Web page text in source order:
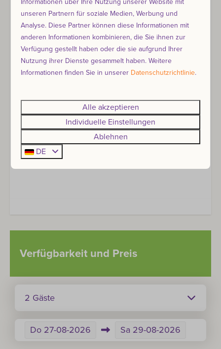
Wichtige Informationen
Bringen Sie Ihre eigenen Handtücher
Kein Badezimmer
Wenn du eine bestimmte Unterkunft oder zwei
nebeneinander buchen möchtest, wähle im
ersten Buchungsschritt auf der Karte deinen
wir 10 € pro Unterkunft.
Hunde sind nicht erlaubt
Rauchen ist nicht erlaubt
Maximaler Aufenthalt 7 Tage
Verfügbarkeit und Preis
2 Gäste
Do 27-08-2026 Sa 29-08-2026
unseren Partnern für soziale Medien, Werbung und
Analyse. Diese Partner können diese Informationen mit
anderen Informationen kombinieren, die Sie ihnen zur
Verfügung gestellt haben oder die sie aufgrund Ihrer
Nutzung ihrer Dienste gesammelt haben. Weitere
Informationen finden Sie in unserer Datenschutzrichtlinie.
Alle akzeptieren
Individuelle Einstellungen
Ablehnen
DE